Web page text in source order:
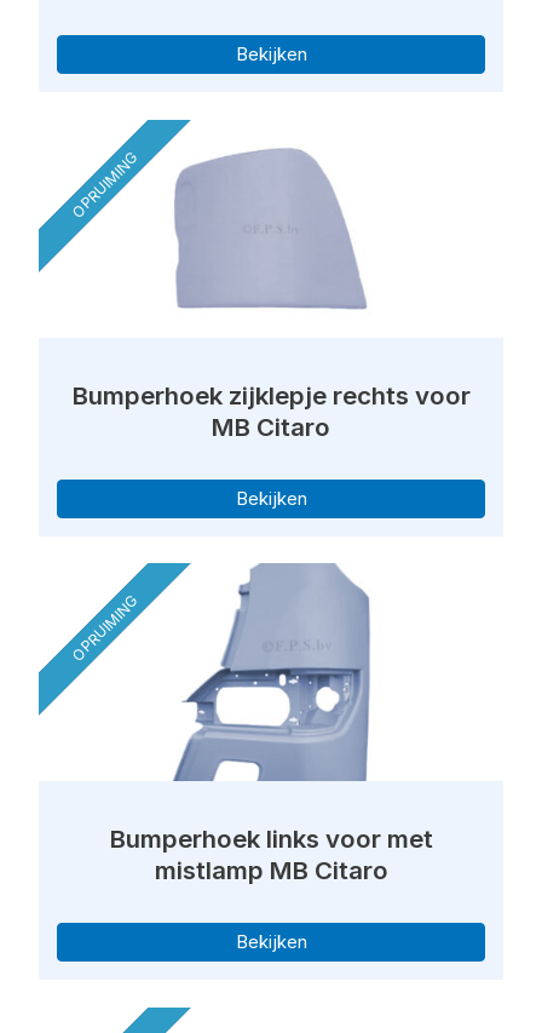
Bekijken
OPRUIMING
Bumperhoek zijklepje rechts voor
MB Citaro
Bekijken
OPRUIMING
Bumperhoek links voor met
mistlamp MB Citaro
Bekijken